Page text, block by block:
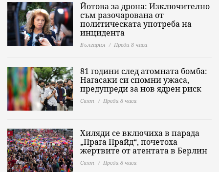
Йотова за дрона: Изключително
съм разочарована от
политическата употреба на
инцидента
България Преди 8 часа
81 години след атомната бомба:
Нагасаки си спомни ужаса,
предупреди за нов ядрен риск
Свят Преди 8 часа
Хиляди се включиха в парада
„Прага Прайд“, почетоха
жертвите от атентата в Берлин
Свят Преди 8 часа